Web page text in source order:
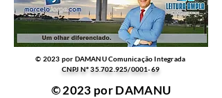
© 2023 por DAMANU Comunicação Integrada
CNPJ Nº35.702.925/0001-69
© 2023 por DAMANU